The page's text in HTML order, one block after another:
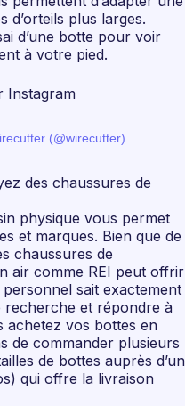
d’orteils plus larges.
d’une botte pour voir
à votre pied.
Instagram
(@wirecutter).
des chaussures de
physique vous permet
et marques. Bien que de
chaussures de
air comme REI peut offrir
sait exactement
recherche et répondre à
achetez vos bottes en
de commander plusieurs
de bottes auprès d’un
qui offre la livraison